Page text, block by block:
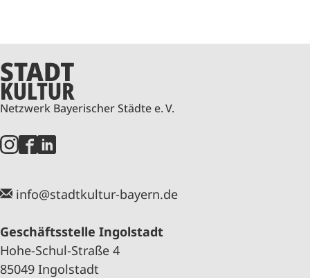
Netzwerk Bayerischer Städte e. V.
info@stadtkultur-bayern.de
Geschäftsstelle Ingolstadt
Hohe-Schul-Straße 4
85049 Ingolstadt